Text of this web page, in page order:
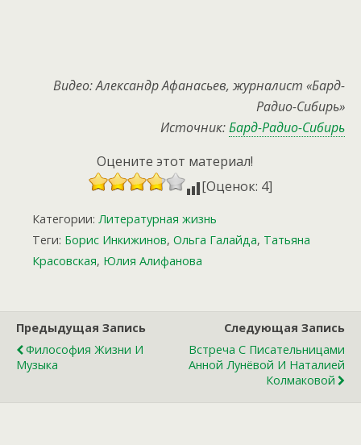
Видео: Александр Афанасьев, журналист «Бард-
Радио-Сибирь»
Источник:Бард-Радио-Сибирь
Оцените этот материал!
[Оценок: 4]
Категории: Литературная жизнь
Теги: Борис Инкижинов, Ольга Галайда, Татьяна
Красовская, Юлия Алифанова
Предыдущая Запись
Философия Жизни И
Музыка
Следующая Запись
Встреча С Писательницами
Анной Лунёвой И Наталией
Колмаковой